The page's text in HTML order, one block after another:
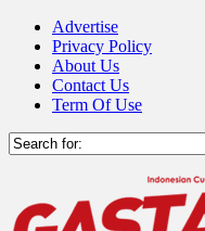
Advertise
Privacy Policy
About Us
Contact Us
Term Of Use